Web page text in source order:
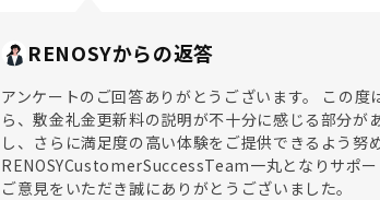
RENOSYからの返答
アンケートのご回答ありがとうございます。 この
ら、敷金礼金更新料の説明が不十分に感じる部分
し、さらに満足度の高い体験をご提供できるよう努
RENOSYCustomerSuccessTeam一丸となりサポ
ご意見をいただき誠にありがとうございました。